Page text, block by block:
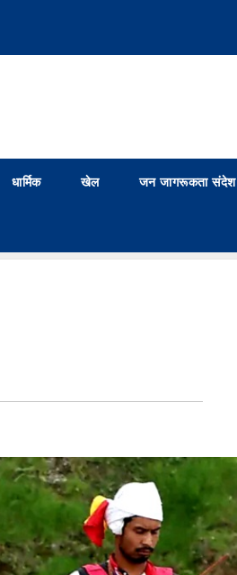
धार्मिक खेल जन जागरूकता संदेश